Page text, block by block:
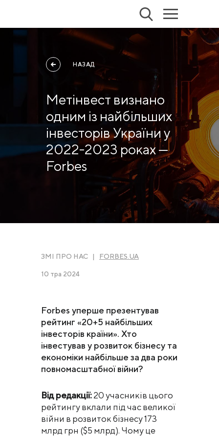
НАЗАД
Метінвест визнано
одним із найбільших
інвесторів України у
2022-2023 роках —
Forbes
ЗМІ ПРО НАС | FORBES.UA
10 тра 2024
Forbes уперше презентував
рейтинг «20+5 найбільших
інвесторів країни». Хто
інвестував у розвиток бізнесу та
економіки найбільше за два роки
повномасштабної війни?
Від редакції:20 учасників цього
рейтингу вклали під час великої
війни в розвиток бізнесу 173
млрд грн ($5 млрд). Чому це